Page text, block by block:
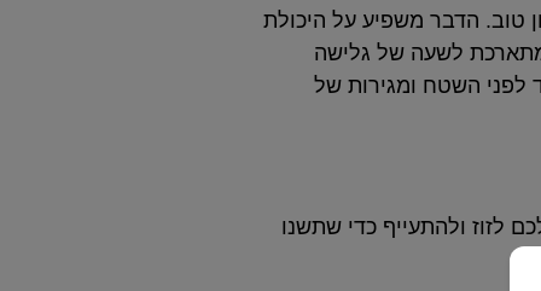
טוב. הדבר משפיע על היכולת
לשעה של גלישה
לפני השטח ומגירות של
לזוז ולהתעייף כדי שתשנו